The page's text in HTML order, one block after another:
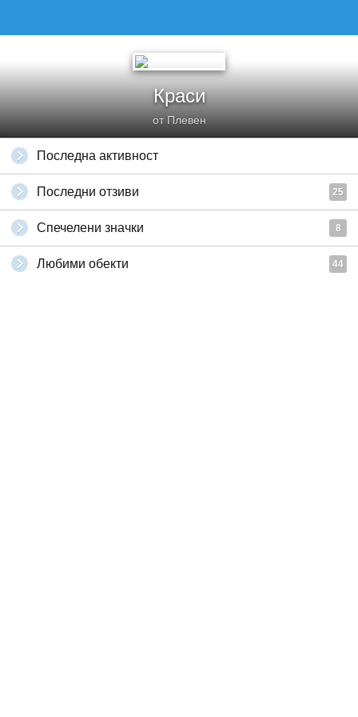
Краси
от Плевен
Последна активност
Последни отзиви 25
Спечелени значки 8
Любими обекти 44